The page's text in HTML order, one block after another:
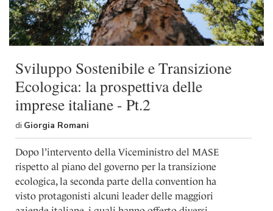
Sviluppo Sostenibile e Transizione
Ecologica: la prospettiva delle
imprese italiane - Pt.2
di Giorgia Romani
Dopo l’intervento della Viceministro del MASE
rispetto al piano del governo per la transizione
ecologica, la seconda parte della convention ha
visto protagonisti alcuni leader delle maggiori